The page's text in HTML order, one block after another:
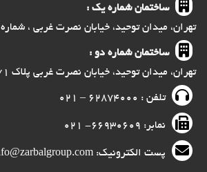
ساختمان شماره یک :
تهران، میدان توحید، خیابان نصرت غربی ، شماره ۲۹
ساختمان شماره دو :
تهران، میدان توحید، خیابان نصرت غربی پلاک ۲۵/۱
تلفن : ۶۲۸۷۴۰۰۰ – ۰۲۱
نمابر: ۶۶۹۳۰۶۰۹- ۰۲۱
پست الکترونیک: info@zarbalgroup.com